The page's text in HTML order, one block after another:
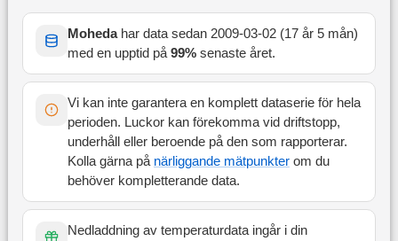
Mohedahar data sedan 2009-03-02(17 år 5 mån)
med en upptid på99% senaste året.
Vi kan inte garantera en komplett dataserie för hela
perioden. Luckor kan förekomma vid driftstopp,
underhåll eller beroende på den som rapporterar.
Kolla gärna på närliggande mätpunkterom du
behöver kompletterande data.
Nedladdning av temperaturdata ingår i din